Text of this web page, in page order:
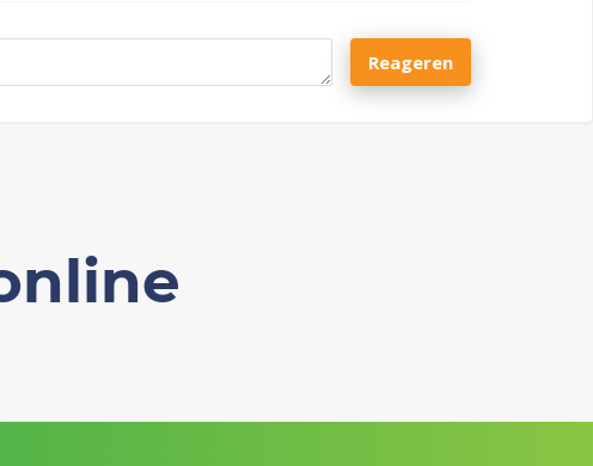
Reageren